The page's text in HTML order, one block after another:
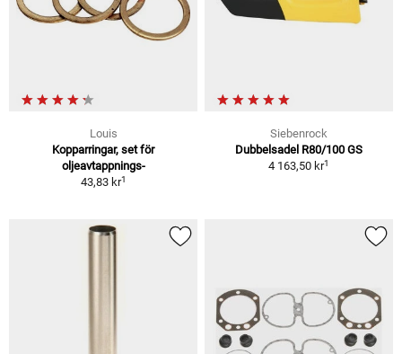
Louis
Kopparringar, set för
oljeavtappnings-
43,83 kr1
Siebenrock
Dubbelsadel R80/100 GS
4 163,50 kr1